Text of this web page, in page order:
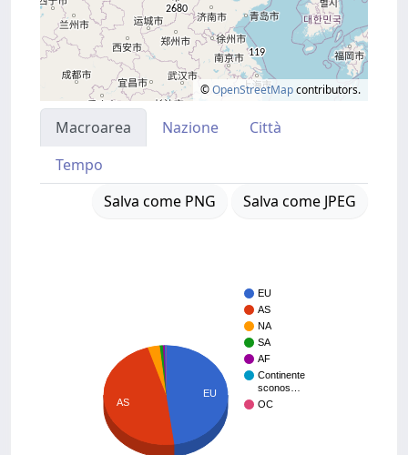
©OpenStreetMapcontributors.
Macroarea Nazione
Città
Tempo
Salva come PNG
Salva come JPEG
EU
AS
NA
SA
AF
Continente
sconos…
OC
EU
AS